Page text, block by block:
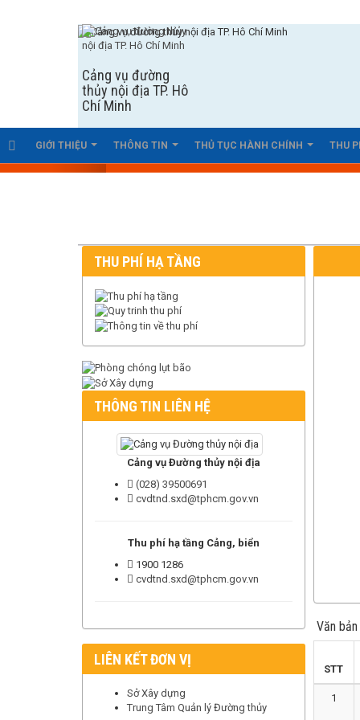
Cảng vụ đường
thủy nội địa TP. Hô
Chí Minh
GIỚI THIỆU THÔNG TIN THỦ TỤC HÀNH CHÍNH THU
THU PHÍ HẠ TẦNG
THÔNG TIN LIÊN HỆ
Cảng vụ Đường thủy nội địa
(028) 39500691
cvdtnd.sxd@tphcm.gov.vn
Thu phí hạ tầng Cảng, biển
1900 1286
cvdtnd.sxd@tphcm.gov.vn
LIÊN KẾT ĐƠN VỊ
Sở Xây dựng
Trung Tâm Quản lý Đường thủy
Văn
STT
1